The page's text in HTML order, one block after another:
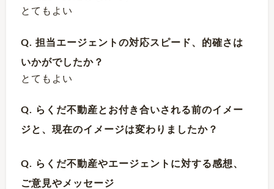
とてもよい
Q. 担当エージェントの対応スピード、的確さは
いかがでしたか？
とてもよい
Q. らくだ不動産とお付き合いされる前のイメー
ジと、現在のイメージは変わりましたか？
Q. らくだ不動産やエージェントに対する感想、
ご意見やメッセージ